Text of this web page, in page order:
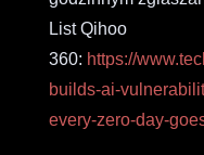
List Qihoo
360: https://
builds-ai-
every-zero-day-